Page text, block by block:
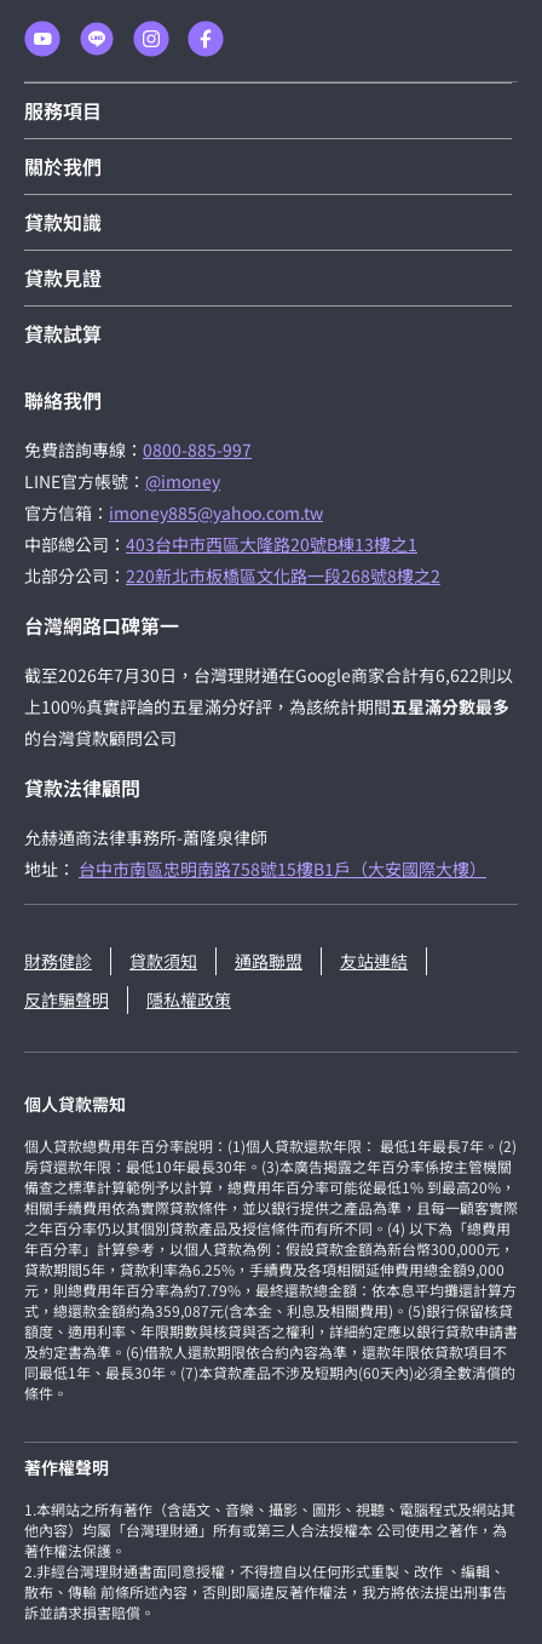
服務項目
關於我們
貸款知識
貸款見證
貸款試算
聯絡我們
免費諮詢專線： 0800-885-997
LINE官方帳號： @imoney
官方信箱： imoney885@yahoo.com.tw
中部總公司： 403台中市西區大隆路20號B棟13樓之1
北部分公司： 220新北市板橋區文化路一段268號8樓之2
台灣網路口碑第一
截至2026年7月30日，台灣理財通在Google商家合計有6,622則以
上100%真實評論的五星滿分好評，為該統計期間五星滿分數最多
的台灣貸款顧問公司
貸款法律顧問
允赫通商法律事務所-蕭隆泉律師
地址： 台中市南區忠明南路758號15樓B1戶（大安國際大樓）
財務健診 貸款須知 通路聯盟
友站連結
反詐騙聲明
隱私權政策
個人貸款需知
個人貸款總費用年百分率說明：(1)個人貸款還款年限： 最低1年最長7年。(2)
房貸還款年限：最低10年最長30年。(3)本廣告揭露之年百分率係按主管機關
備查之標準計算範例予以計算，總費用年百分率可能從最低1% 到最高20%，
相關手續費用依為實際貸款條件，並以銀行提供之產品為準，且每一顧客實際
之年百分率仍以其個別貸款產品及授信條件而有所不同。(4) 以下為「總費用
年百分率」計算參考，以個人貸款為例：假設貸款金額為新台幣300,000元，
貸款期間5年，貸款利率為6.25%，手續費及各項相關延伸費用總金額9,000
元，則總費用年百分率為約7.79%，最終還款總金額：依本息平均攤還計算方
式，總還款金額約為359,087元(含本金、利息及相關費用)。(5)銀行保留核貸
額度、適用利率、年限期數與核貸與否之權利，詳細約定應以銀行貸款申請書
及約定書為準。(6)借款人還款期限依合約內容為準，還款年限依貸款項目不
同最低1年、最長30年。(7)本貸款產品不涉及短期內(60天內)必須全數清償的
條件。
著作權聲明
1.本網站之所有著作（含語文、音樂、攝影、圖形、視聽、電腦程式及網站其
他內容）均屬「台灣理財通」所有或第三人合法授權本 公司使用之著作，為
著作權法保護。
2.非經台灣理財通書面同意授權，不得擅自以任何形式重製、改作 、編輯、
散布、傳輸 前條所述內容，否則即屬違反著作權法，我方將依法提出刑事告
訴並請求損害賠償。